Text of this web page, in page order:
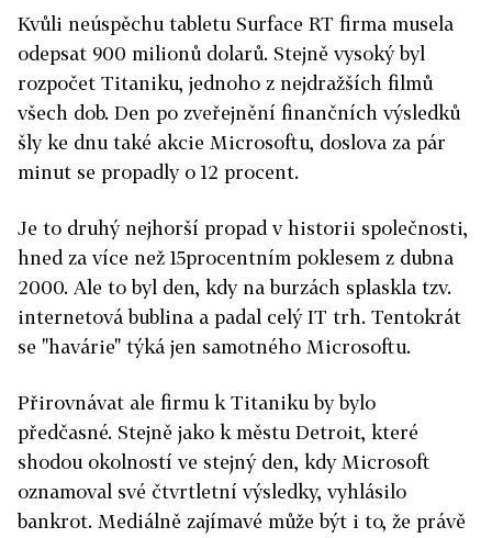
Kvůli neúspěchu tabletu Surface RT firma musela
odepsat 900 milionů dolarů. Stejně vysoký byl
rozpočet Titaniku, jednoho z nejdražších filmů
všech dob. Den po zveřejnění finančních výsledků
šly ke dnu také akcie Microsoftu, doslova za pár
minut se propadly o 12 procent.
Je to druhý nejhorší propad v historii společnosti,
hned za více než 15procentním poklesem z dubna
2000. Ale to byl den, kdy na burzách splaskla tzv.
internetová bublina a padal celý IT trh. Tentokrát
se "havárie" týká jen samotného Microsoftu.
Přirovnávat ale firmu k Titaniku by bylo
předčasné. Stejně jako k městu Detroit, které
shodou okolností ve stejný den, kdy Microsoft
oznamoval své čtvrtletní výsledky, vyhlásilo
bankrot. Mediálně zajímavé může být i to, že právě